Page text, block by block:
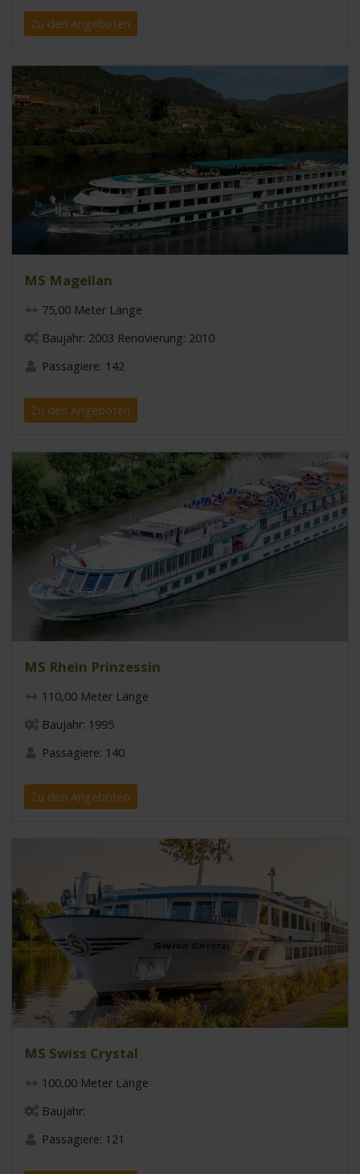
Zu den Angeboten
MS Magellan
75,00 Meter Länge
Baujahr: 2003 Renovierung: 2010
Passagiere: 142
Zu den Angeboten
MS Rhein Prinzessin
110,00 Meter Länge
Baujahr: 1995
Passagiere: 140
Zu den Angeboten
MS Swiss Crystal
100,00 Meter Länge
Baujahr:
Passagiere: 121